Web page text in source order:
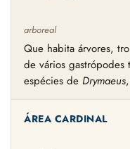
arboreal
Que habita árvores,
de vários gastrópodes
espécies de Drymaeus,
ÁREA CARDINAL